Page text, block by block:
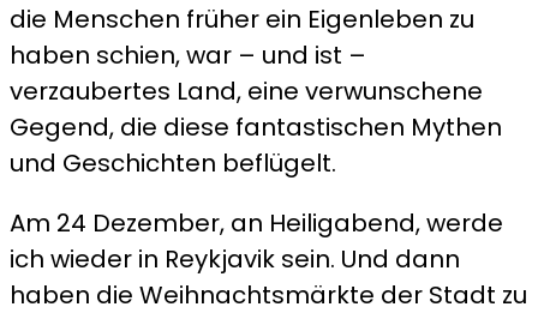
die Menschen früher ein Eigenleben zu
haben schien, war – und ist –
verzaubertes Land, eine verwunschene
Gegend, die diese fantastischen Mythen
und Geschichten beflügelt.
Am 24 Dezember, an Heiligabend, werde
ich wieder in Reykjavik sein. Und dann
haben die Weihnachtsmärkte der Stadt zu